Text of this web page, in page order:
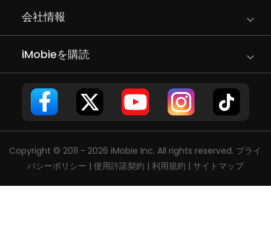
会社情報
iMobieを購読
Copyright © 2011 - 2026 iMobie Inc. All rights reserved. プライ
バシーポリシー | 使用許諾契約 | 利用規約 | サイトマップ